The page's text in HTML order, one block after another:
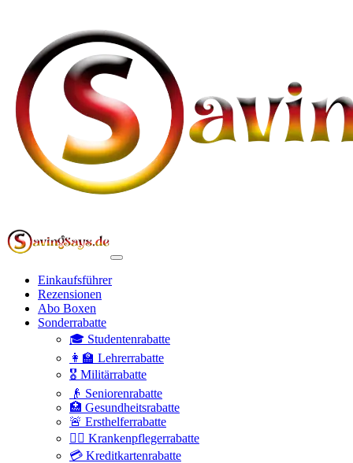
Einkaufsführer
Rezensionen
Abo Boxen
Sonderrabatte
🎓 Studentenrabatte
👩‍🏫 Lehrerrabatte
🎖️ Militärrabatte
👴 Seniorenrabatte
🏥 Gesundheitsrabatte
🚨 Ersthelferrabatte
👩‍⚕️ Krankenpflegerrabatte
💳 Kreditkartenrabatte